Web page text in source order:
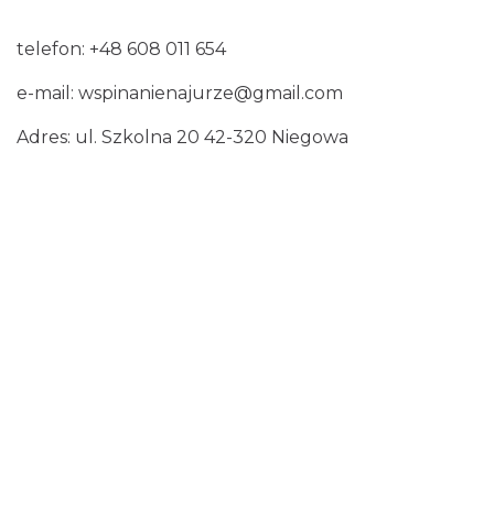
telefon: +48 608 011 654
e-mail: wspinanienajurze@gmail.com
Adres: ul. Szkolna 20 42-320 Niegowa